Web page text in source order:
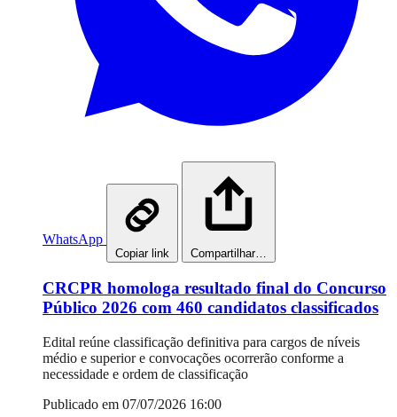
WhatsApp
Copiar link Compartilhar…
CRCPR homologa resultado final do Concurso
Público 2026 com 460 candidatos classificados
Edital reúne classificação definitiva para cargos de níveis
médio e superior e convocações ocorrerão conforme a
necessidade e ordem de classificação
Publicado em 07/07/2026 16:00